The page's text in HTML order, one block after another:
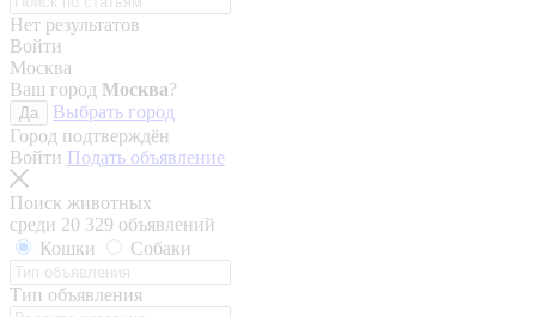
Нет результатов
Войти
Москва
Ваш город Москва?
Да
Выбрать город
Город подтверждён
Войти Подать объявление
Поиск животных
среди 20 329 объявлений
Кошки
Собаки
Тип объявления